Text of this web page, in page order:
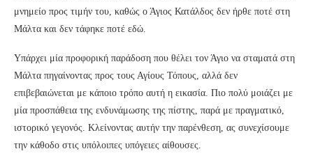
μνημείο προς τιμήν του, καθώς ο Άγιος Κατάλδος δεν ήρθε ποτέ στη
Μάλτα και δεν τάφηκε ποτέ εδώ.
Υπάρχει μία προφορική παράδοση που θέλει τον Άγιο να σταματά στη
Μάλτα πηγαίνοντας προς τους Αγίους Τόπους, αλλά δεν
επιβεβαιώνεται με κάποιο τρόπο αυτή η εικασία. Πιο πολύ μοιάζει με
μία προσπάθεια της ενδυνάμωσης της πίστης, παρά με πραγματικό,
ιστορικό γεγονός. Κλείνοντας αυτήν την παρένθεση, ας συνεχίσουμε
την κάθοδο στις υπόλοιπες υπόγειες αίθουσες.